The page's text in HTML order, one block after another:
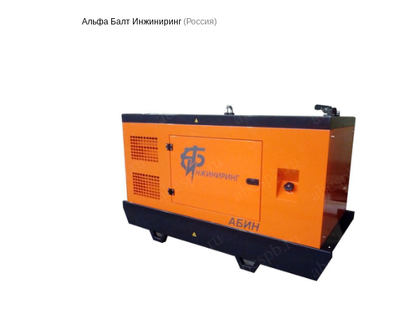
Альфа Балт Инжиниринг (Россия)